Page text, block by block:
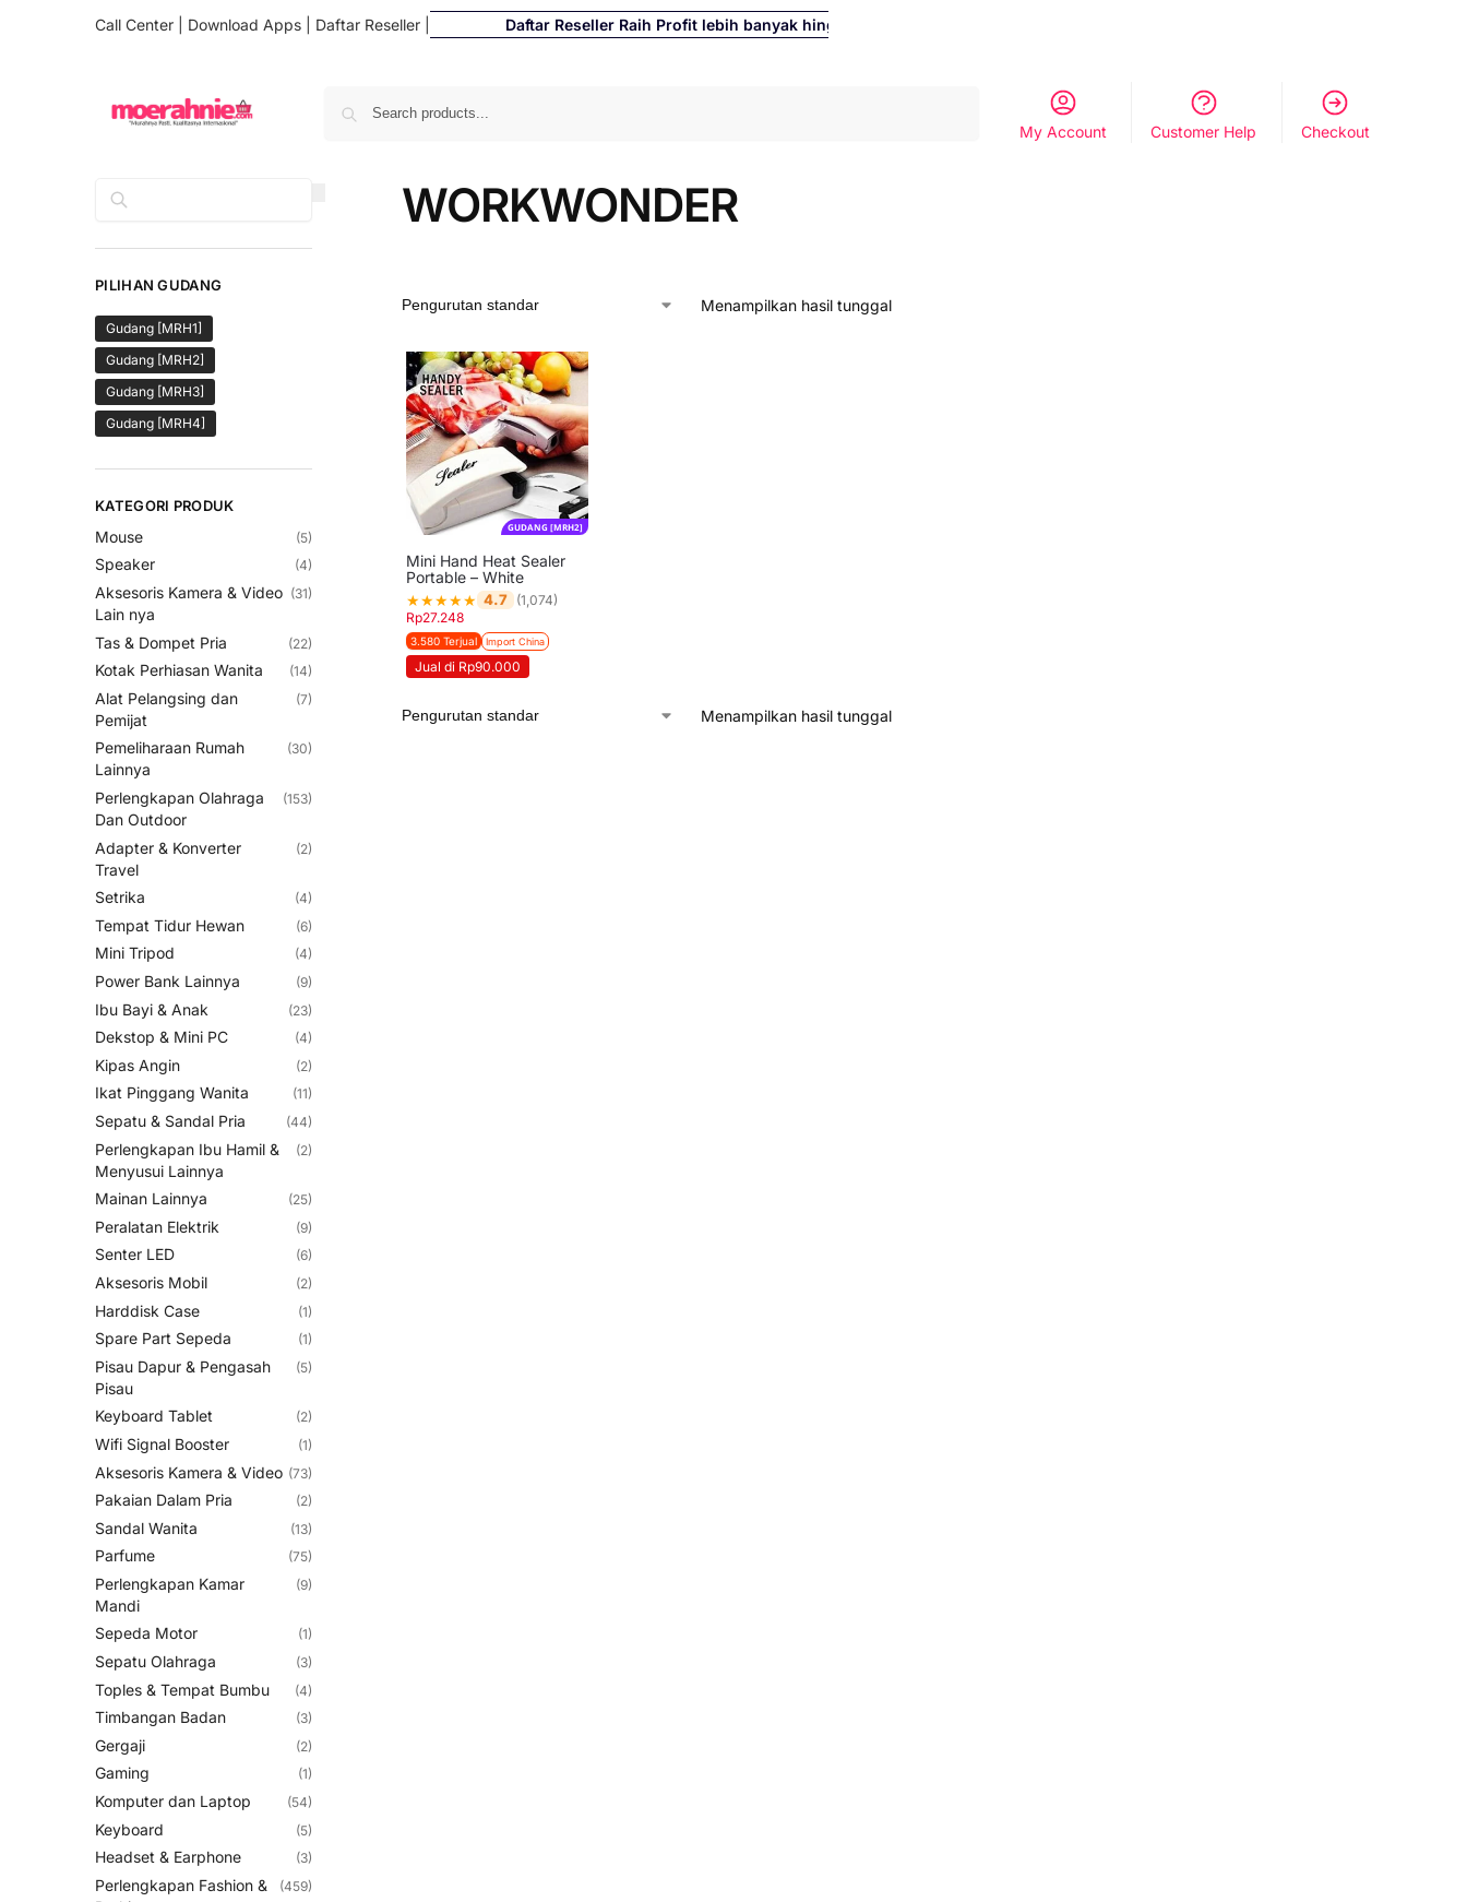
Call Center Download Apps Daftar Reseller Daftar Reseller Raih Profit lebih banyak hingga 500%
My Account Customer Help Checkout
WORKWONDER
Menampilkan hasil tunggal
GUDANG [MRH2]
Mini Hand Heat Sealer
Portable – White
★★★★★ 4.7
(1,074)
Rp27.248
3.580 Terjual Import China
Jual di Rp90.000
Menampilkan hasil tunggal
PILIHAN GUDANG
Gudang [MRH1]
Gudang [MRH2]
Gudang [MRH3]
Gudang [MRH4]
KATEGORI PRODUK
Mouse (5)
Speaker (4)
Aksesoris Kamera & Video
Lain nya
(31)
Tas & Dompet Pria (22)
Kotak Perhiasan Wanita (14)
Alat Pelangsing dan
Pemijat
(7)
Pemeliharaan Rumah
Lainnya
(30)
Perlengkapan Olahraga
Dan Outdoor
(153)
Adapter & Konverter
Travel
(2)
Setrika (4)
Tempat Tidur Hewan (6)
Mini Tripod (4)
Power Bank Lainnya (9)
Ibu Bayi & Anak (23)
Dekstop & Mini PC (4)
Kipas Angin (2)
Ikat Pinggang Wanita (11)
Sepatu & Sandal Pria (44)
Perlengkapan Ibu Hamil &
Menyusui Lainnya
(2)
Mainan Lainnya (25)
Peralatan Elektrik (9)
Senter LED (6)
Aksesoris Mobil (2)
Harddisk Case (1)
Spare Part Sepeda (1)
Pisau Dapur & Pengasah
Pisau
(5)
Keyboard Tablet (2)
Wifi Signal Booster (1)
Aksesoris Kamera & Video (73)
Pakaian Dalam Pria (2)
Sandal Wanita (13)
Parfume (75)
Perlengkapan Kamar
Mandi
(9)
Sepeda Motor (1)
Sepatu Olahraga (3)
Toples & Tempat Bumbu (4)
Timbangan Badan (3)
Gergaji (2)
Gaming (1)
Komputer dan Laptop (54)
Keyboard (5)
Headset & Earphone (3)
Perlengkapan Fashion &
(459)